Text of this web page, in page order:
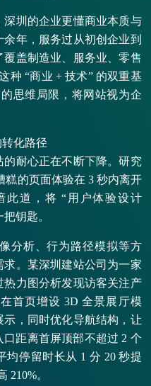
圳的企业更懂商业本质与
年，服务过从初创企业到
覆盖制造业、服务业、零售
种 “商业 + 技术” 的双重基
思维局限，将网站视为企
化路径
耐心正在不断下降。研究
糕的页面体验在 3 秒内离开
此道，将 “用户体验设计
钥匙。
分析、行为路径模拟等方
。某深圳建站公司为一家
力图分析发现访客关注产
首页增设 3D 全景展厅模
，同时优化导航结构，让
口距离首屏顶部不超过 2 个
均停留时长从 1 分 20 秒提
210%。